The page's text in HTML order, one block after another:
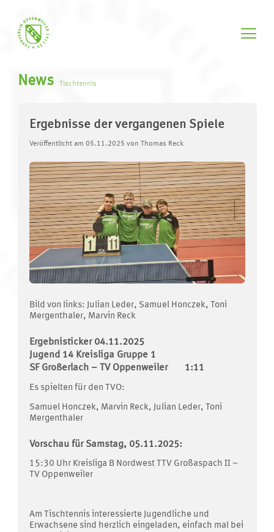
News Tischtennis
Ergebnisse der vergangenen Spiele
Veröffentlicht am 05.11.2025 von Thomas Reck
Bild von links: Julian Leder, Samuel Honczek, Toni
Mergenthaler, Marvin Reck
Ergebnisticker 04.11.2025
Jugend 14 Kreisliga Gruppe 1
SF Großerlach – TV Oppenweiler 1:11
Es spielten für den TVO:
Samuel Honczek, Marvin Reck, Julian Leder, Toni
Mergenthaler
Vorschau für Samstag, 05.11.2025:
15:30 Uhr Kreisliga B Nordwest TTV Großaspach II –
TV Oppenweiler
Am Tischtennis interessierte Jugendliche und
Erwachsene sind herzlich eingeladen, einfach mal bei